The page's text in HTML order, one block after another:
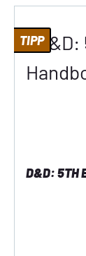
TIPP
D&D: 5TH